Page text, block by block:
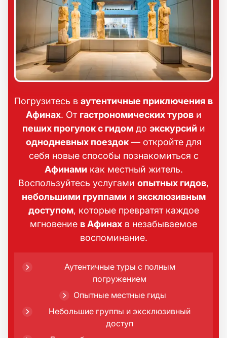
Погрузитесь в аутентичные приключения в
Афинах. От гастрономических турови
пеших прогулок с гидомдо экскурсий и
однодневных поездок— откройте для
себя новые способы познакомиться с
Афинами как местный житель.
Воспользуйтесь услугами опытных гидов,
небольшими группами и эксклюзивным
доступом, которые превратят каждое
мгновение в Афинах в незабываемое
воспоминание.
Аутентичные туры с полным
погружением
Опытные местные гиды
Небольшие группы и эксклюзивный
доступ